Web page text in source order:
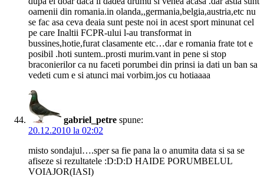
oamenii din romania.in olanda,,germania,belgia,austria,etc nu
se fac asa ceva deaia sunt peste noi in acest sport minunat cel
pe care Inaltii FCPR-ului l-au transformat in
bussines,hotie,furat clasamente etc…dar e romania frate tot e
posibil .hoti suntem..prosti murim.vant in pene si stop
braconierilor ca nu faceti porumbei din prinsi ia dati un ban sa
vedeti cum e si atunci mai vorbim.jos cu hotiaaaa
gabriel_petre spune:
20.12.2010 la 02:02
misto sondajul….sper sa fie pana la o anumita data si sa se
afiseze si rezultatele :D:D:D HAIDE PORUMBELUL
VOIAJOR(IASI)